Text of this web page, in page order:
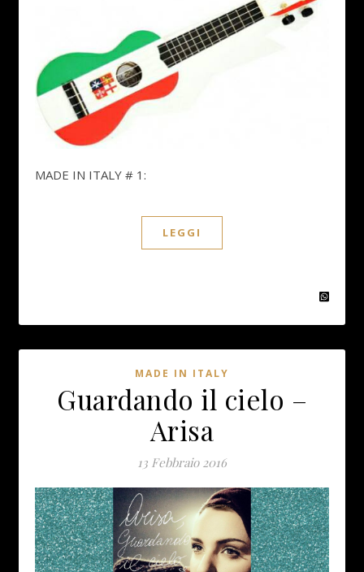
MADE IN ITALY # 1:
LEGGI
MADE IN ITALY
Guardando il cielo –
Arisa
13 Febbraio 2016